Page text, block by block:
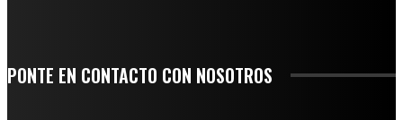
PONTE EN CONTACTO CON NOSOTROS